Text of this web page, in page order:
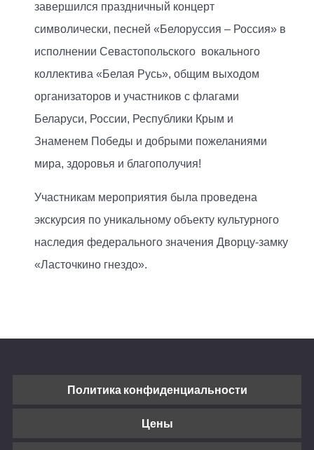
завершился праздничный концерт
символически, песней «Белоруссия – Россия» в
исполнении Севастопольского вокального
коллектива «Белая Русь», общим выходом
организаторов и участников с флагами
Беларуси, России, Республики Крым и
Знаменем Победы и добрыми пожеланиями
мира, здоровья и благополучия!
Участникам мероприятия была проведена
экскурсия по уникальному объекту культурного
наследия федерального значения Дворцу-замку
«Ласточкино гнездо».
Политика конфиденциальности
Цены